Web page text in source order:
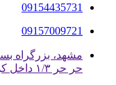
09154435731
09157009721
مشهد، بزرگراه
حر حر ۱/۳ داخل کوچه بلوک صنعتی چهارم